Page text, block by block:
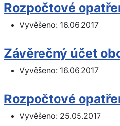
Rozpočtové
Vyvěšeno: 16.06.2017
Závěrečný účet
Vyvěšeno: 16.06.2017
Rozpočtové
Vyvěšeno: 25.05.2017